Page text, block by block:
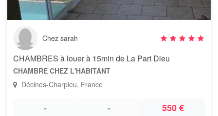
Chez sarah
CHAMBRES à louer à 15min de La Part Dieu
CHAMBRE CHEZ L'HABITANT
Décines-Charpieu, France
- - 550 €